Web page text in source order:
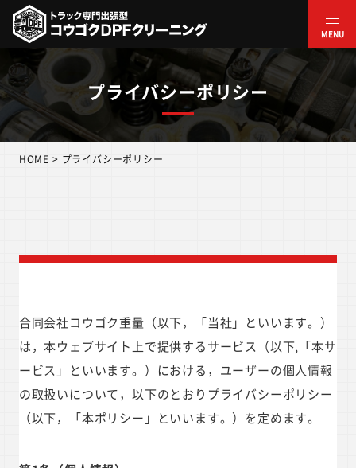
ス
キ
ッ
プ
MENU
プライバシーポリシー
HOME > プライバシーポリシー
合同会社コウゴク重量（以下，「当社」といいます。）
は，本ウェブサイト上で提供するサービス（以下,「本サ
ービス」といいます。）における，ユーザーの個人情報
の取扱いについて，以下のとおりプライバシーポリシー
（以下，「本ポリシー」といいます。）を定めます。